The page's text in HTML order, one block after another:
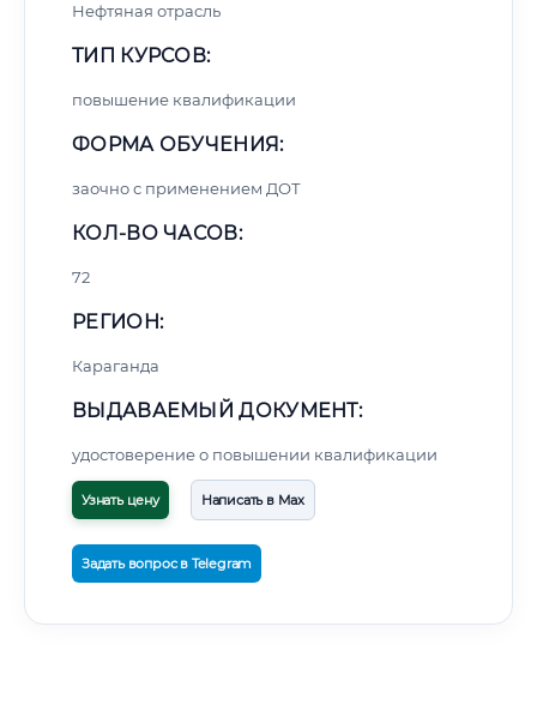
Нефтяная отрасль
ТИП КУРСОВ:
повышение квалификации
ФОРМА ОБУЧЕНИЯ:
заочно с применением ДОТ
КОЛ-ВО ЧАСОВ:
72
РЕГИОН:
Караганда
ВЫДАВАЕМЫЙ ДОКУМЕНТ:
удостоверение о повышении квалификации
Узнать цену Написать в Max
Задать вопрос в Telegram